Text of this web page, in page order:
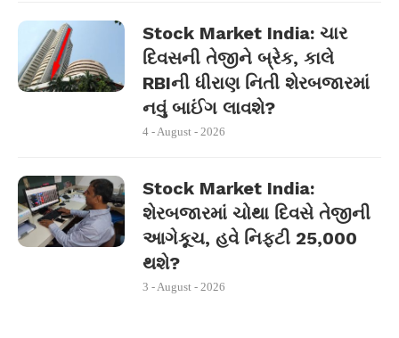
Stock Market India: ચાર
દિવસની તેજીને બ્રેક, કાલે
RBIની ધીરાણ નિતી શેરબજારમાં
નવું બાઈંગ લાવશે?
4 - August - 2026
Stock Market India:
શેરબજારમાં ચોથા દિવસે તેજીની
આગેકૂચ, હવે નિફ્ટી 25,000
થશે?
3 - August - 2026